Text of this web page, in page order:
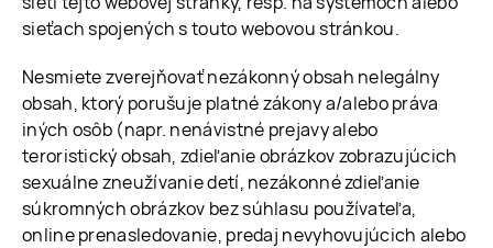
sieťach spojených s touto webovou stránkou.
Nesmiete zverejňovať nezákonný obsah nelegálny
obsah, ktorý porušuje platné zákony a/alebo práva
iných osôb (napr. nenávistné prejavy alebo
teroristický obsah, zdieľanie obrázkov zobrazujúcich
sexuálne zneužívanie detí, nezákonné zdieľanie
súkromných obrázkov bez súhlasu používateľa,
online prenasledovanie, predaj nevyhovujúcich alebo